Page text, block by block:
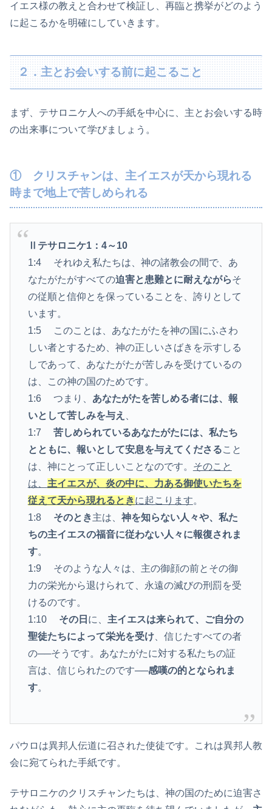
イエス様の教えと合わせて検証し、再臨と携挙がどのよう
に起こるかを明確にしていきます。
２．主とお会いする前に起こること
まず、テサロニケ人への手紙を中心に、主とお会いする時
の出来事について学びましょう。
① クリスチャンは、主イエスが天から現れる
時まで地上で苦しめられる
Ⅱテサロニケ1：4～10
1:4 それゆえ私たちは、神の諸教会の間で、あ
なたがたがすべての迫害と患難とに耐えながらそ
の従順と信仰とを保っていることを、誇りとして
います。
1:5 このことは、あなたがたを神の国にふさわ
しい者とするため、神の正しいさばきを示すしる
しであって、あなたがたが苦しみを受けているの
は、この神の国のためです。
1:6 つまり、 あなたがたを苦しめる者には、報
いとして苦しみを与え
1:7 苦しめられているあなたがたには、私たち
とともに、報いとして安息を与えてくださること
は、神にとって正しいことなのです。 そのこと
は、 主イエスが、炎の中に、力ある御使いたちを
従えて天から現れるときに起こります。
1:8 そのとき主は、 神を知らない人々や、私た
ちの主イエスの福音に従わない人々に報復されま
す。
1:9 そのような人々は、主の御顔の前とその御
力の栄光から退けられて、永遠の滅びの刑罰を受
けるのです。
1:10 その日 に、 主イエスは来られて、ご自分の
聖徒たちによって栄光を受け、信じたすべての者
の──そうです。あなたがたに対する私たちの証
言は、信じられたのです──感嘆の的となられま
す。
パウロは異邦人伝道に召された使徒です。これは異邦人教
会に宛てられた手紙です。
テサロニケのクリスチャンたちは、神の国のために迫害さ